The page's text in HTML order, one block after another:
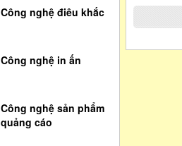
Công nghệ điêu khắc
Công nghệ in ấn
Công nghệ sản phẩm
quảng cáo